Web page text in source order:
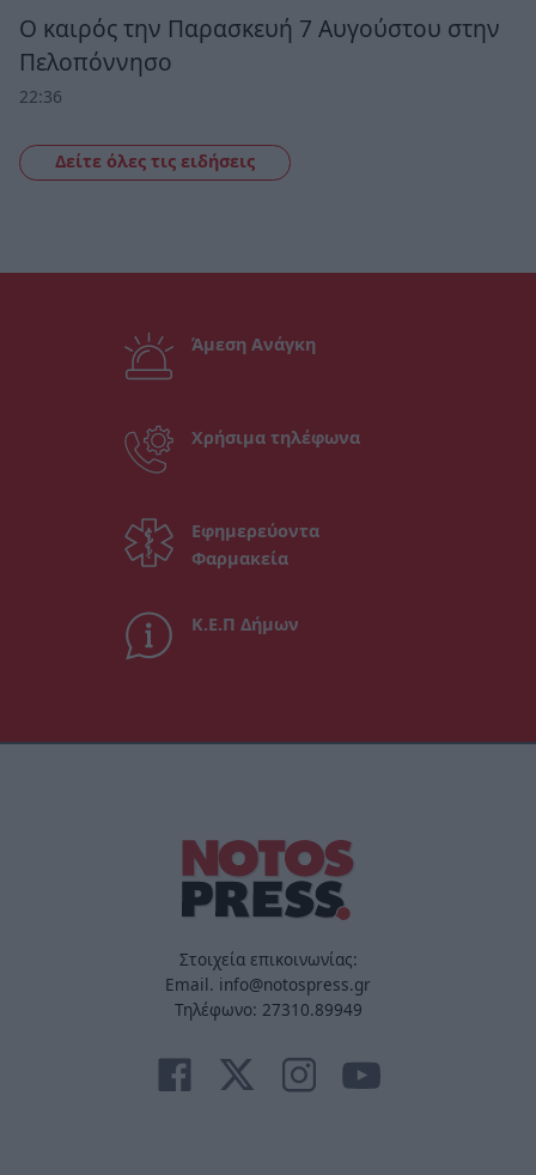
Ο καιρός την Παρασκευή 7 Αυγούστου στην
Πελοπόννησο
22:36
Δείτε όλες τις ειδήσεις
Άμεση Ανάγκη
Χρήσιμα τηλέφωνα
Εφημερεύοντα
Φαρμακεία
Κ.Ε.Π Δήμων
Στοιχεία επικοινωνίας:
Email. info@notospress.gr
Τηλέφωνο: 27310.89949